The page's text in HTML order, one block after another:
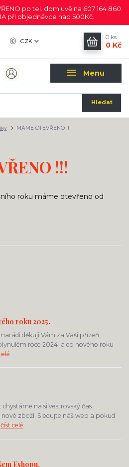
po tel. domluvě na 607 164 860.
při objednávce nad 500Kč.
Menu
CZK
Hledat
0 ks
0 Kč
MÁME OTEVŘENO !!!
roku 2025.
děkuji Vám za Vaši přízeň,
roce 2024 a do nového roku
na silvestrovský čas
zboží. Sledujte náš web a pokud
číst celé
Eshopu.
!!!
roku máme otevřeno od